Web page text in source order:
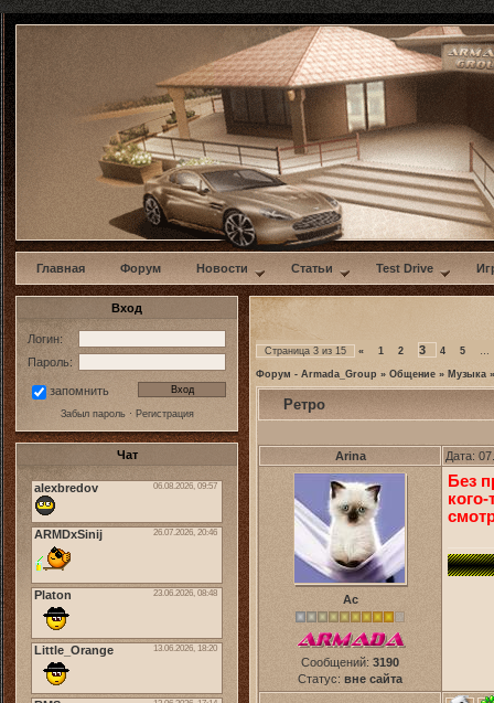
w
Главная Форум Новости Статьи Test Drive
Вход
Логин:
Пароль:
запомнить
Забыл пароль· Регистрация
Чат
Страница 3 из 15 « 1 2 3 4 5 …
Форум - Armada_Group » Общение » Музыка »
Ретро
Arina Дата:
Ас
Сообщений: 3190
Статус: вне сайта
Без